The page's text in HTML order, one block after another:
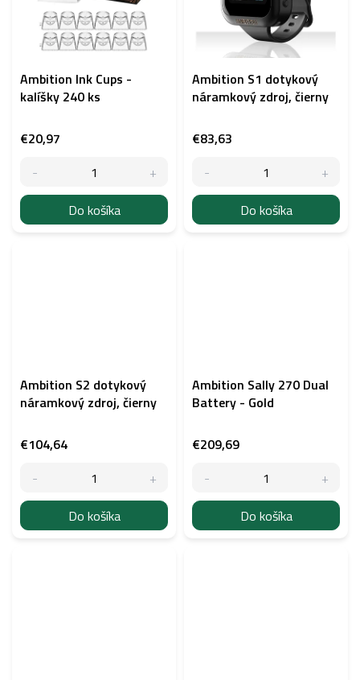
Ambition Ink Cups -
kalíšky 240 ks
€20,97
Do košíka
Ambition S1 dotykový
náramkový zdroj, čierny
€83,63
Do košíka
Ambition S2 dotykový
náramkový zdroj, čierny
€104,64
Do košíka
Ambition Sally 270 Dual
Battery - Gold
€209,69
Do košíka